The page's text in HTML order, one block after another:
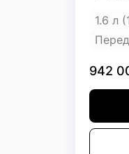
1.6 л
942